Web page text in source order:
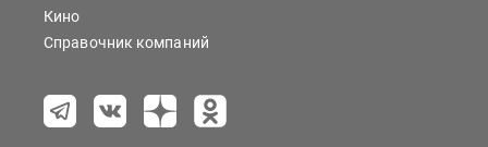
Кино
Справочник компаний